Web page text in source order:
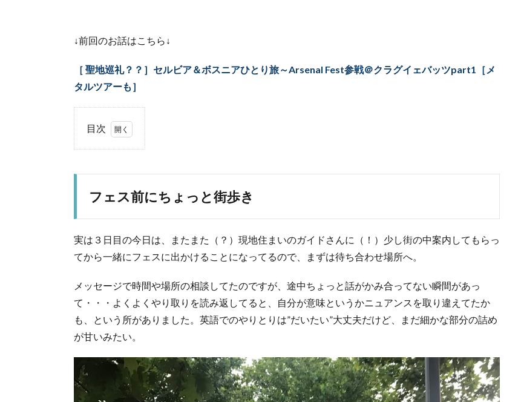
↓前回のお話はこちら↓
［ 聖地巡礼？？］セルビア＆ボスニアひとり旅～Arsenal Fest参戦＠クラグイェバッツpart1［メ
タルツアーも］
目次
1.
ェ
前
ょ
っ
歩
き
2.
Hladno
フェス前にちょっと街歩き
実は３日目の今日は、またまた（？）現地住まいのガイドさんに（！）少し街の中案内してもらっ
てから一緒にフェスに出かけることになってるので、まずは待ち合わせ場所へ。
メッセージで時間や場所の相談してたのですが、途中ちょっと話がかみ合ってない瞬間があっ
て・・・よくよくやり取りを読み返してると、自分が意味というかニュアンスを取り違えてたか
も、という所がありました。英語でのやりとりは”だいたい”大丈夫だけど、まだ細かな部分の詰め
が甘いみたい。